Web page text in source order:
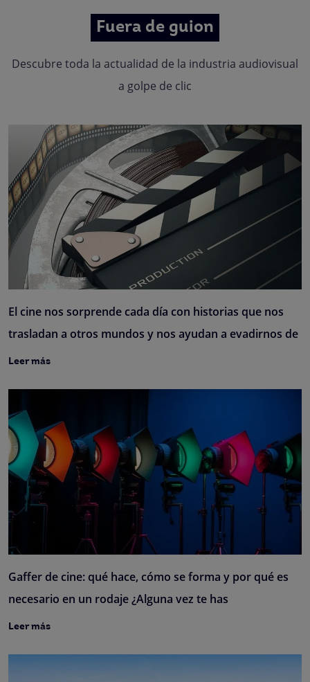
Fuera de guion
Descubre toda la actualidad de la industria audiovisual
a golpe de clic
El cine nos sorprende cada día con historias que nos
trasladan a otros mundos y nos ayudan a evadirnos de
Leer más
Gaffer de cine: qué hace, cómo se forma y por qué es
necesario en un rodaje ¿Alguna vez te has
Leer más